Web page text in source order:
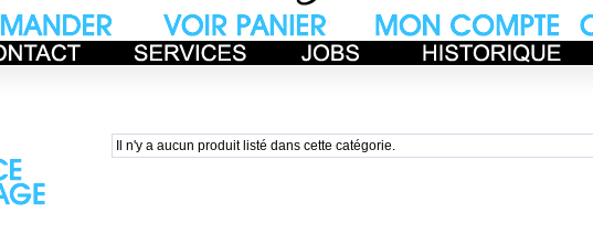
Il n'y a aucun produit listé dans cette catégorie.